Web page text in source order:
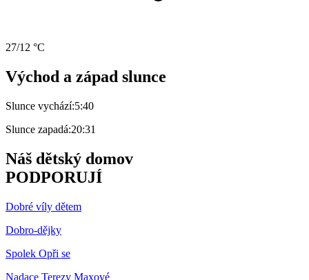
27/12 °C
Východ a západ slunce
Slunce vychází:5:40
Slunce zapadá:20:31
Náš dětský domov
PODPORUJÍ
Dobré víly dětem
Dobro-dějky
Spolek Opři se
Nadace Terezy Maxové